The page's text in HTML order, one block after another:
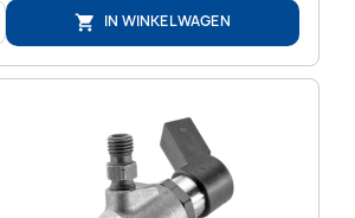
 IN WINKELWAGEN